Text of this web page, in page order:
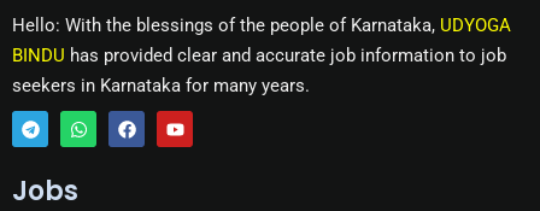
Hello: With the blessings of the people of Karnataka, UDYOGA
BINDU has provided clear and accurate job information to job
seekers in Karnataka for many years.
T
l
W
a
F Y
Jobs